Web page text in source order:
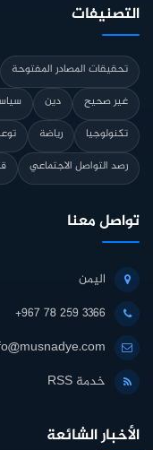
التصنيفات
تحقيقات المصادر المفتوحة
غير صحيح
دين
تكنولوجيا
رياضة
رصد التواصل الاجتماعي
تواصل معنا
اليمن
+967 78 259 3366
خدمة RSS
الأخبار الشائعة